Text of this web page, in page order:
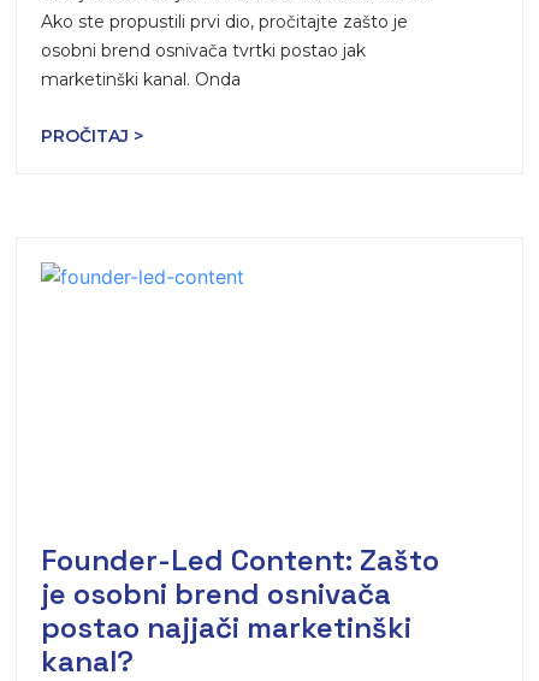
Ako ste propustili prvi dio, pročitajte zašto je
osobni brend osnivača tvrtki postao jak
marketinški kanal. Onda
PROČITAJ >
Founder-Led Content: Zašto
je osobni brend osnivača
postao najjači marketinški
kanal?